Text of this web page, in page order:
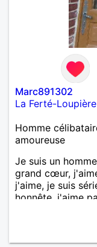
chance et je
Néanmoins, je
qu’impatient.
bien dramatique
homme facile à
d’apprendre à
ravi….A très
Marc891302
La Ferté-Loupière
Homme
amoureuse
Je suis un
grand cœur,
j'aime, je suis
honnête, j'aime
pas les
amoureuse et